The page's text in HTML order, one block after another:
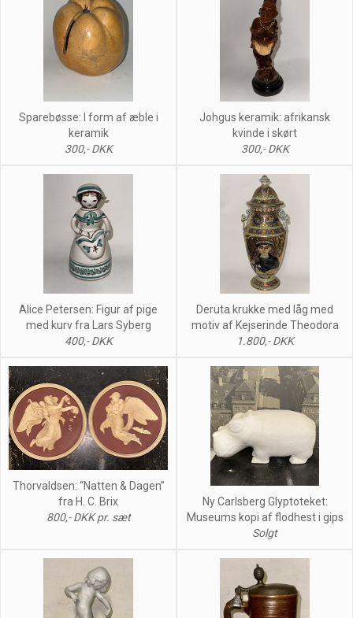
Sparebøsse: I form af æble i
keramik
300,- DKK
Johgus keramik: afrikansk
kvinde i skørt
300,- DKK
Alice Petersen: Figur af pige
med kurv fra Lars Syberg
400,- DKK
Deruta krukke med låg med
motiv af Kejserinde Theodora
1.800,- DKK
Thorvaldsen: “Natten & Dagen”
fra H. C. Brix
800,- DKK pr. sæt
Ny Carlsberg Glyptoteket:
Museums kopi af flodhest i gips
Solgt